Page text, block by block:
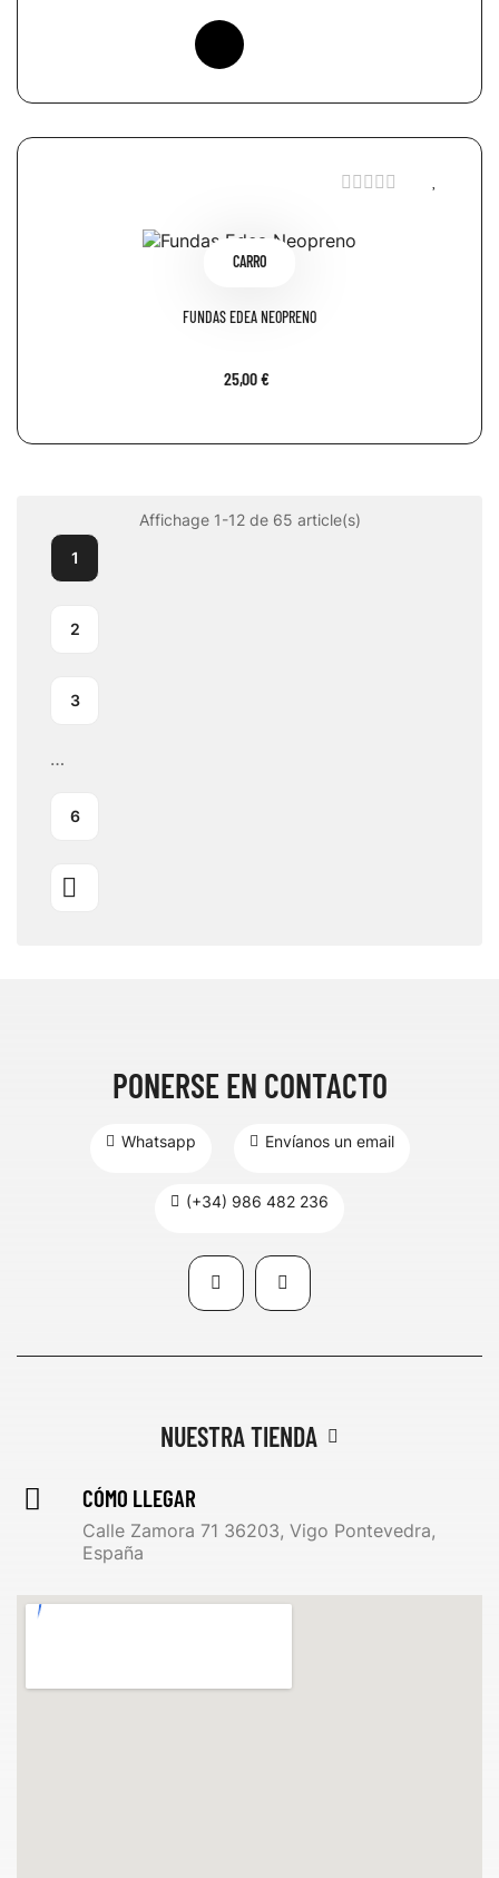
CARRO
FUNDAS EDEA NEOPRENO
25,00 €
Affichage 1-12 de 65 article(s)
1
2
3
…
6

PONERSE EN CONTACTO
Whatsapp Envíanos un email
(+34) 986 482 236
NUESTRA TIENDA
CÓMO LLEGAR
Calle Zamora 71 36203, Vigo Pontevedra,
España